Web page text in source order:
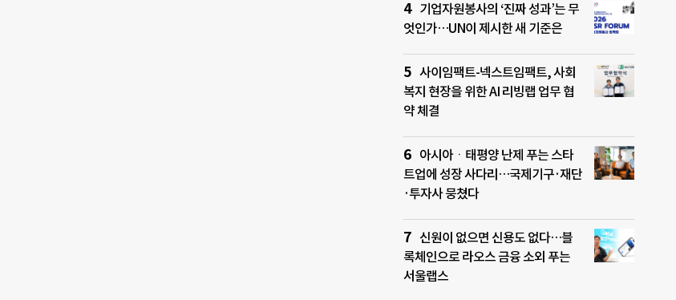
기업자원봉사의 ‘진짜 성과’는 무
엇인가…UN이 제시한 새 기준은
사이임팩트-넥스트임팩트, 사회
복지 현장을 위한 AI 리빙랩 업무 협
약 체결
아시아ㆍ태평양 난제 푸는 스타
트업에 성장 사다리…국제기구·재단
·투자사 뭉쳤다
신원이 없으면 신용도 없다…블
록체인으로 라오스 금융 소외 푸는
서울랩스